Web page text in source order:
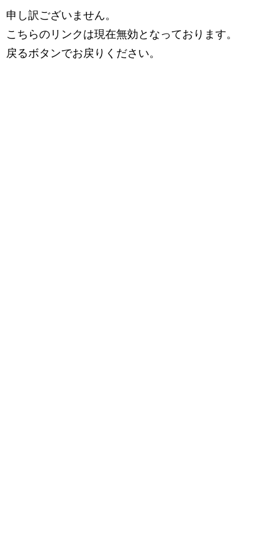
申し訳ございません。
こちらのリンクは現在無効となっております。
戻るボタンでお戻りください。